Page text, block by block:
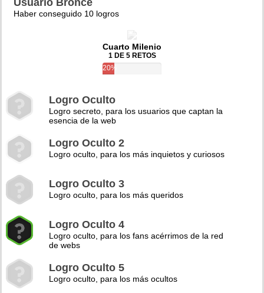
Usuario Bronce
Haber conseguido 10 logros
Cuarto Milenio
1 DE 5 RETOS
20%
Logro Oculto
Logro secreto, para los usuarios que captan la
esencia de la web
Logro Oculto 2
Logro oculto, para los más inquietos y curiosos
Logro Oculto 3
Logro oculto, para los más queridos
Logro Oculto 4
Logro oculto, para los fans acérrimos de la red
de webs
Logro Oculto 5
Logro oculto, para los más ocultos